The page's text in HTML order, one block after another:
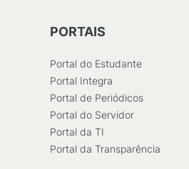
PORTAIS
Portal do Estudante
Portal Integra
Portal de Periódicos
Portal do Servidor
Portal da TI
Portal da Transparência